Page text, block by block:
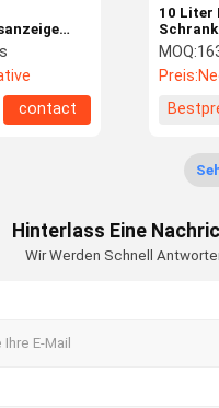
10 Liter
stumm
kleinen
MOQ:
Preis:
contact
Hinterlass Eine
Wir Werden Schnell